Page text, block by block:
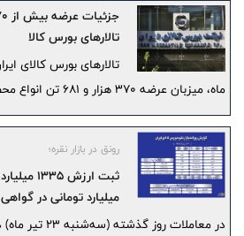
تالارهای بورس کالا
ماه، میزبان عرضه ۳۷۰ هزار و ۶۸۱ تن انواع محصول است.
رونق در بازار نقره؛
میلیارد تومانی در
در معاملات روز